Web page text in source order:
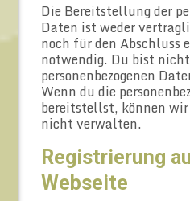
Die Bereitstellung der
Daten ist weder
noch für den Abschluss
notwendig. Du bist
personenbezogenen
Wenn du die
bereitstellst, können
nicht verwalten.
Registrierung
Webseite